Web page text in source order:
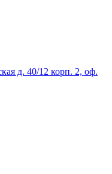
д. 40/12 корп. 2, оф.